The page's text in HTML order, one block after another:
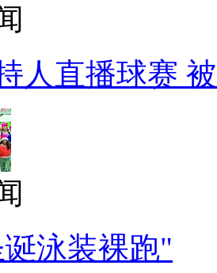
人直播球赛
泳装裸跑"